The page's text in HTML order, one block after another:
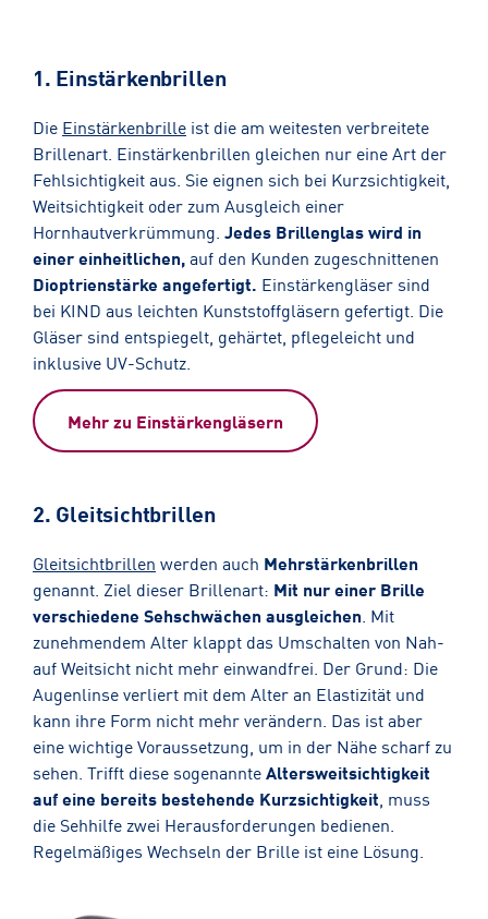
1. Einstärkenbrillen
Die Einstärkenbrille ist die am weitesten verbreitete
Brillenart. Einstärkenbrillen gleichen nur eine Art der
Fehlsichtigkeit aus. Sie eignen sich bei Kurzsichtigkeit,
Weitsichtigkeit oder zum Ausgleich einer
Hornhautverkrümmung. Jedes Brillenglas wird in
einer einheitlichen,auf den Kunden zugeschnittenen
Dioptrienstärke angefertigt. Einstärkengläser sind
bei KIND aus leichten Kunststoffgläsern gefertigt. Die
Gläser sind entspiegelt, gehärtet, pflegeleicht und
inklusive UV-Schutz.
Mehr zu Einstärkengläsern
2. Gleitsichtbrillen
Gleitsichtbrillen werden auch Mehrstärkenbrillen
genannt. Ziel dieser Brillenart: Mit nur einer Brille
verschiedene Sehschwächen ausgleichen. Mit
zunehmendem Alter klappt das Umschalten von Nah-
auf Weitsicht nicht mehr einwandfrei. Der Grund: Die
Augenlinse verliert mit dem Alter an Elastizität und
kann ihre Form nicht mehr verändern. Das ist aber
eine wichtige Voraussetzung, um in der Nähe scharf zu
sehen. Trifft diese sogenannteAltersweitsichtigkeit
auf eine bereits bestehende Kurzsichtigkeit, muss
die Sehhilfe zwei Herausforderungen bedienen.
Regelmäßiges Wechseln der Brille ist eine Lösung.